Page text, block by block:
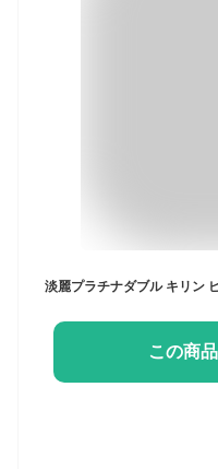
この商